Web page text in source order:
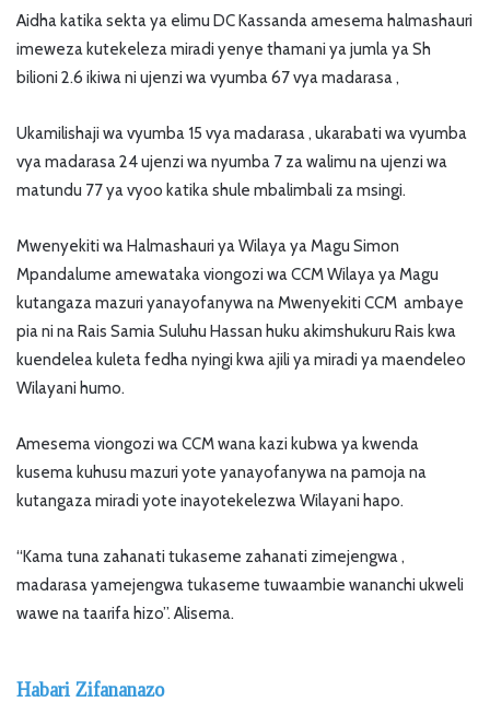
Aidha katika sekta ya elimu DC Kassanda amesema halmashauri
imeweza kutekeleza miradi yenye thamani ya jumla ya Sh
bilioni 2.6 ikiwa ni ujenzi wa vyumba 67 vya madarasa ,
Ukamilishaji wa vyumba 15 vya madarasa , ukarabati wa vyumba
vya madarasa 24 ujenzi wa nyumba 7 za walimu na ujenzi wa
matundu 77 ya vyoo katika shule mbalimbali za msingi.
Mwenyekiti wa Halmashauri ya Wilaya ya Magu Simon
Mpandalume amewataka viongozi wa CCM Wilaya ya Magu
kutangaza mazuri yanayofanywa na Mwenyekiti CCM ambaye
pia ni na Rais Samia Suluhu Hassan huku akimshukuru Rais kwa
kuendelea kuleta fedha nyingi kwa ajili ya miradi ya maendeleo
Wilayani humo.
Amesema viongozi wa CCM wana kazi kubwa ya kwenda
kusema kuhusu mazuri yote yanayofanywa na pamoja na
kutangaza miradi yote inayotekelezwa Wilayani hapo.
“Kama tuna zahanati tukaseme zahanati zimejengwa ,
madarasa yamejengwa tukaseme tuwaambie wananchi ukweli
wawe na taarifa hizo”. Alisema.
Habari Zifananazo